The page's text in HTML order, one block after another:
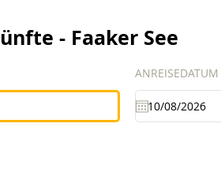
- Faaker See
ANREISEDATUM